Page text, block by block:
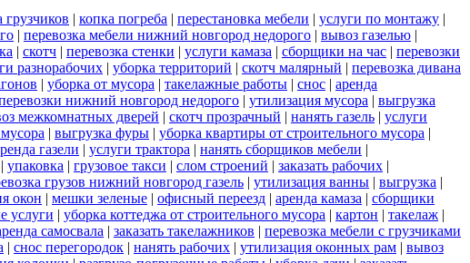
грузчиков | копка погреба | перестановка мебели | услуги по монтажу |
| перевозка мебели нижний новгород недорого | вывоз газелью |
| скотч | перевозка стенки | услуги камаза | сборщики на час | перевозки
разнорабочих | уборка территорий | скотч малярный | перевозка дивана
| уборка от мусора | такелажные работы | снос | аренда
нижний новгород недорого | утилизация мусора | выгрузка
межкомнатных дверей | скотч прозрачный | нанять газель | услуги
| выгрузка фуры | уборка квартиры от строительного мусора |
газели | услуги трактора | нанять сборщиков мебели |
| упаковка | грузовое такси | слом строений | заказать рабочих |
грузов нижний новгород газель | утилизация ванны | выгрузка |
окон | мешки зеленые | офисный переезд | аренда камаза | сборщики
услуги | уборка коттеджа от строительного мусора | картон | такелаж |
самосвала | заказать такелажников | перевозка мебели с грузчиками
| снос перегородок | нанять рабочих | утилизация оконных рам | вывоз